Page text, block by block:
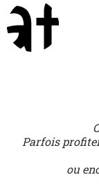
Parfois
ou